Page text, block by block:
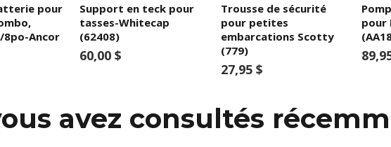
pour
8po-Ancor
Support en teck pour
tasses-Whitecap
(62408)
60,00 $
Trousse de sécurité
pour petites
embarcations Scotty
(779)
27,95 $
pour
avez consultés